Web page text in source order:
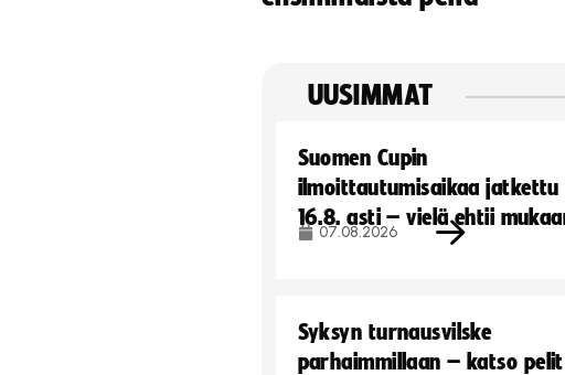
UUSIMMAT
Suomen Cupin
ilmoittautumisaikaa jatkettu
16.8. asti – vielä ehtii
07.08.2026
Syksyn turnausvilske
parhaimmillaan – katso pelit